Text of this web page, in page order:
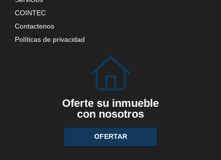
COINTEC
Contactenos
Políticas de privacidad
Oferte su inmueble
con nosotros
OFERTAR